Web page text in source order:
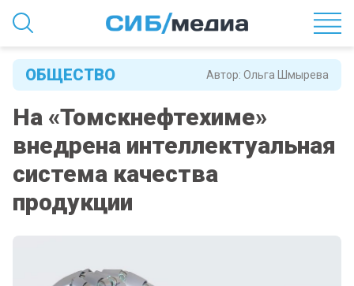
Автор: Ольга Шмырева
ОБЩЕСТВО
На «Томскнефтехиме»
внедрена интеллектуальная
система качества
продукции